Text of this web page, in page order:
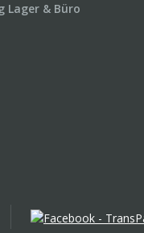
Lager & Büro